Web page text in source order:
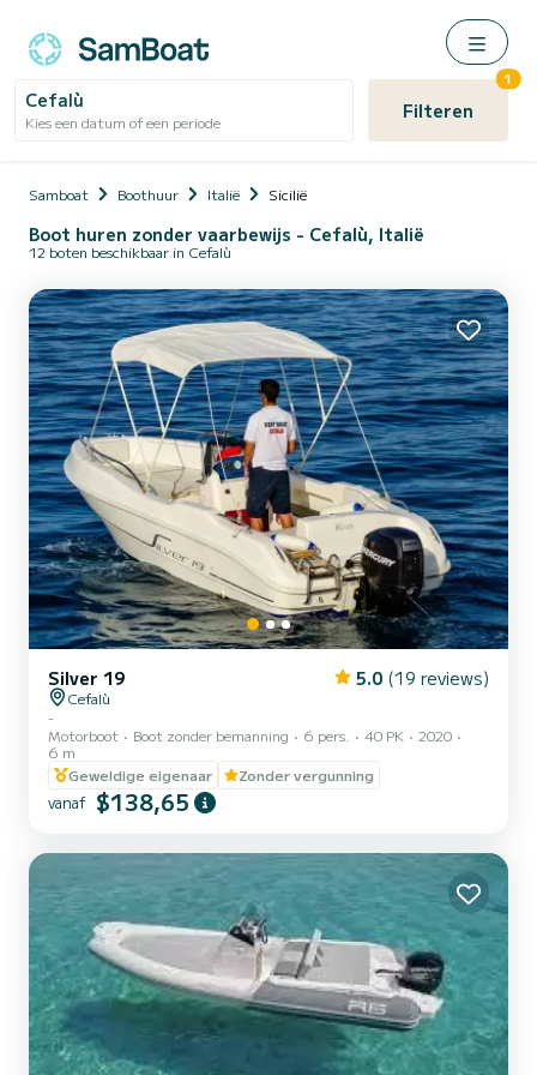
Cefalù
Kies een datum of een periode Filteren
1
Samboat Boothuur Italië Sicilië
Boot huren zonder vaarbewijs - Cefalù, Italië
12 boten beschikbaar in Cefalù
Silver 19 5.0 (19 reviews)
Cefalù
-
Motorboot
Boot zonder bemanning 6 pers. 40 PK
2020
6 m
Geweldige eigenaar
Zonder vergunning
vanaf $138,65